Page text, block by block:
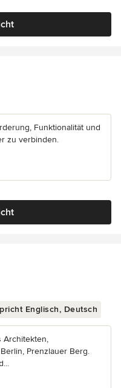
5 Sternen
Funktionalität und
zu verbinden.
5 Sternen
Englisch, Deutsch
Architekten,
Prenzlauer Berg.